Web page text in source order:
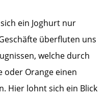
ein Joghurt nur
überfluten uns
welche durch
oder Orange einen
Hier lohnt sich ein Blick